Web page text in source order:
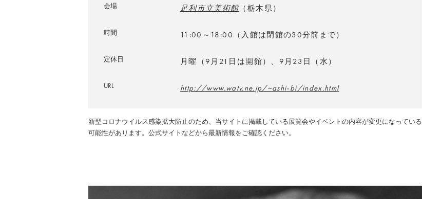
会場 足利市立美術館（栃木県）
時間 11:00～18:00（入館は閉館の30分前まで）
定休日 月曜（9月21日は開館）、9月23日（水）
URL http://www.watv.ne.jp/~ashi-bi/index.html
新型コロナウイルス感染拡大防止のため、当サイトに掲載している展覧会やイベントの内容が変更になっている
可能性があります。公式サイトなどから最新情報をご確認ください。